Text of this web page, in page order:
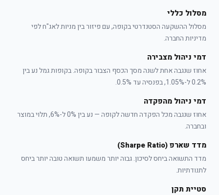
מסלול כללי
מסלול ההשקעה הסטנדרטי בקופה, עם פיזור בין מניות לאג"ח לפי
מדיניות החברה.
דמי ניהול מצבירה
אחוז שנגבה אחת לשנה מסך הכסף הצבור בקופה. בקופות גמל נע בין
0.2% ל-1.05%, בפנסיה עד 0.5%.
דמי ניהול מהפקדה
אחוז שנגבה מכל הפקדה חדשה לקופה — נע בין 0% ל-6%, תלוי במוצר
ובחברה.
מדד שארפ (Sharpe Ratio)
מדד התשואה ביחס לסיכון. גבוה יותר משמעו תשואה טובה יותר ביחס
לתנודתיות.
סטיית תקן